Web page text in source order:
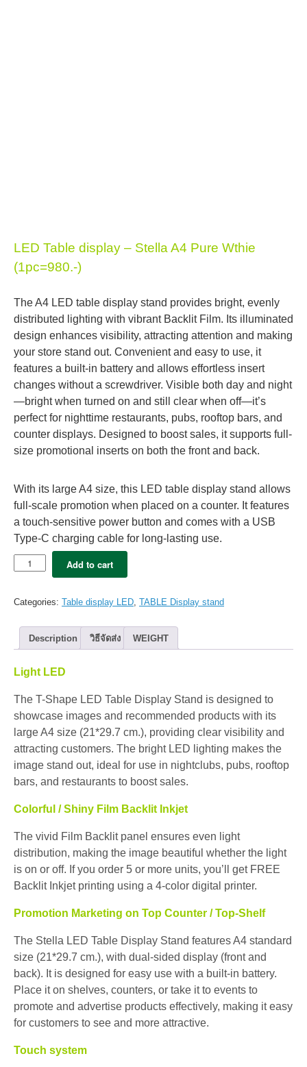
LED Table display – Stella A4 Pure Wthie
(1pc=980.-)
The A4 LED table display stand provides bright, evenly
distributed lighting with vibrant Backlit Film. Its illuminated
design enhances visibility, attracting attention and making
your store stand out. Convenient and easy to use, it
features a built-in battery and allows effortless insert
changes without a screwdriver. Visible both day and night
—bright when turned on and still clear when off—it’s
perfect for nighttime restaurants, pubs, rooftop bars, and
counter displays. Designed to boost sales, it supports full-
size promotional inserts on both the front and back.
With its large A4 size, this LED table display stand allows
full-scale promotion when placed on a counter. It features
a touch-sensitive power button and comes with a USB
Type-C charging cable for long-lasting use.
LED
Table
Stella
(1pc)
quantity
Add to cart
Categories: Table display LED, TABLE Display stand
Description วิธีจัดส่ง WEIGHT
Light LED
The T-Shape LED Table Display Stand is designed to
showcase images and recommended products with its
large A4 size (21*29.7 cm.), providing clear visibility and
attracting customers. The bright LED lighting makes the
image stand out, ideal for use in nightclubs, pubs, rooftop
bars, and restaurants to boost sales.
Colorful / Shiny Film Backlit Inkjet
The vivid Film Backlit panel ensures even light
distribution, making the image beautiful whether the light
is on or off. If you order 5 or more units, you’ll get FREE
Backlit Inkjet printing using a 4-color digital printer.
Promotion Marketing on Top Counter / Top-Shelf
The Stella LED Table Display Stand features A4 standard
size (21*29.7 cm.), with dual-sided display (front and
back). It is designed for easy use with a built-in battery.
Place it on shelves, counters, or take it to events to
promote and advertise products effectively, making it easy
for customers to see and more attractive.
Touch system